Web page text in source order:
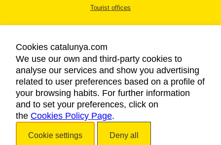
Tourist offices
LEGAL NOTICE
PRIVACY POLICY
COOKIES POLICY
ACCESSIBILITY
Cookies catalunya.com
We use our own and third-party cookies to
analyse our services and show you advertising
related to user preferences based on a profile of
your browsing habits. For further information
and to set your preferences, click on
the Cookies Policy Page.
Cookie settings Deny all